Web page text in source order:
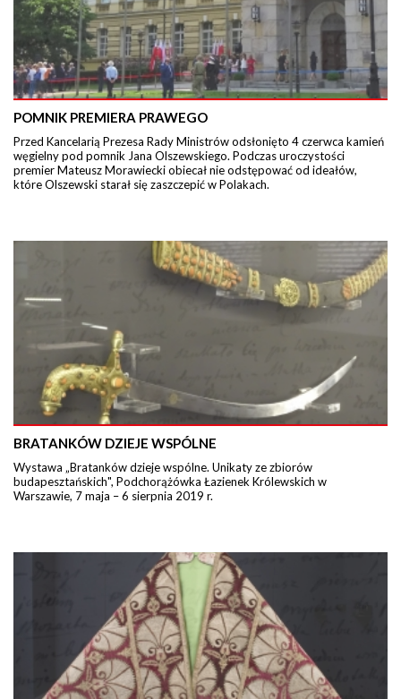
POMNIK PREMIERA PRAWEGO
Przed Kancelarią Prezesa Rady Ministrów odsłonięto 4 czerwca kamień
węgielny pod pomnik Jana Olszewskiego. Podczas uroczystości
premier Mateusz Morawiecki obiecał nie odstępować od ideałów,
które Olszewski starał się zaszczepić w Polakach.
BRATANKÓW DZIEJE WSPÓLNE
Wystawa „Bratanków dzieje wspólne. Unikaty ze zbiorów
budapesztańskich", Podchorążówka Łazienek Królewskich w
Warszawie, 7 maja – 6 sierpnia 2019 r.